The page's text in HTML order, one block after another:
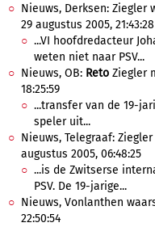
Nieuws, Derksen: Ziegler
29 augustus 2005, 21:43:28
...VI hoofdredacteur
weten niet naar PSV...
Nieuws, OB: Reto Ziegler
18:25:59
...transfer van de 19-
speler uit...
Nieuws, Telegraaf:
augustus 2005, 06:48:25
...is de Zwitserse
PSV. De 19-jarige...
Nieuws, Vonlanthen
22:50:54